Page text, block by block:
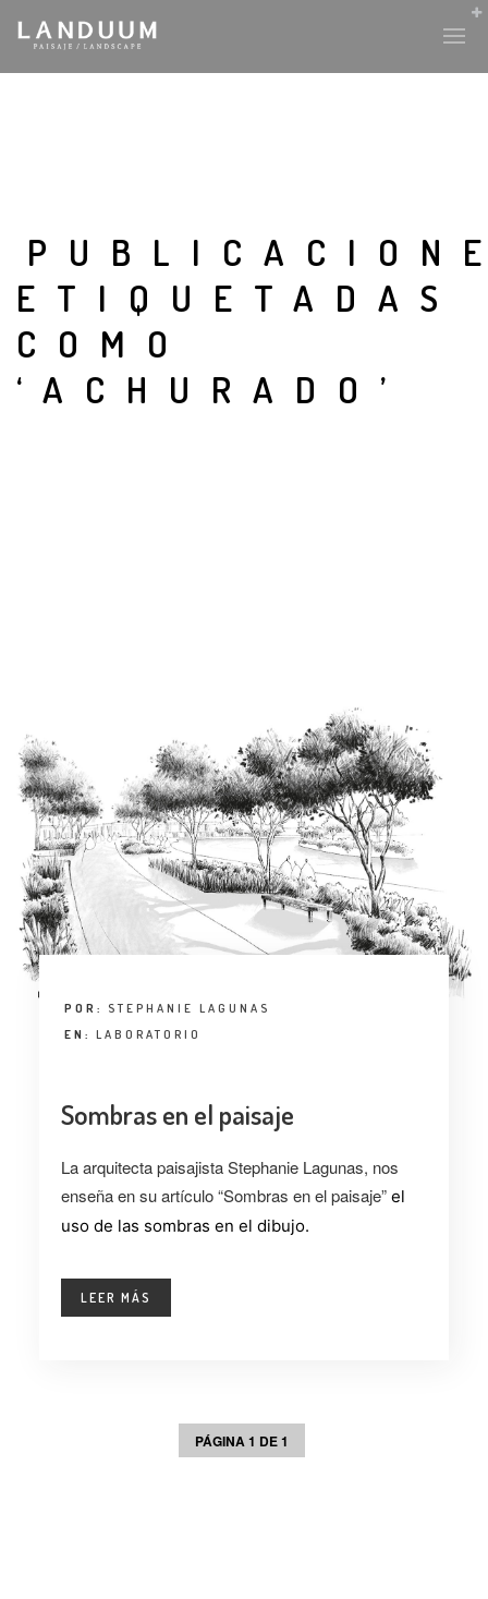
ETIQUETADAS
COMO
‘ACHURADO’
POR: STEPHANIE LAGUNAS
EN: LABORATORIO
Sombras en el paisaje
La arquitecta paisajista Stephanie Lagunas, nos
enseña en su artículo “Sombras en el paisaje” el
uso de las sombras en el dibujo.
LEER MÁS
PÁGINA 1 DE 1